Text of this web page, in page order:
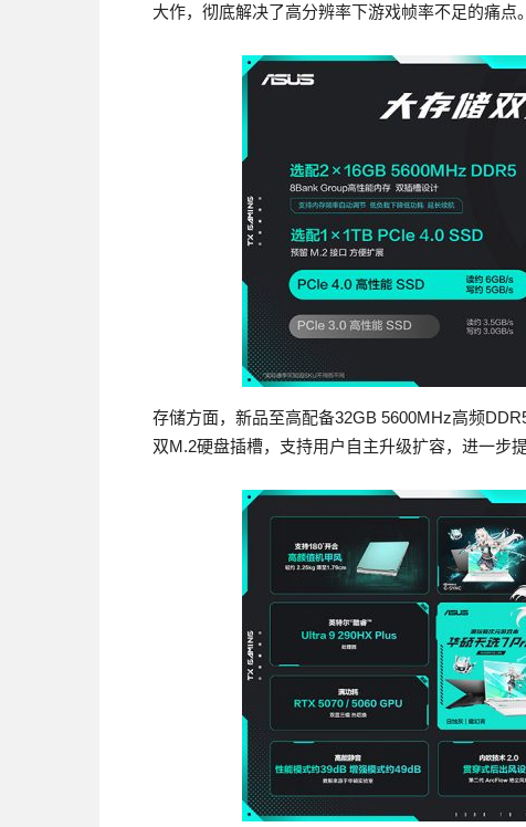
大作，彻底解决了高分辨率下游戏帧率不足的痛点。
存储方面，新品至高配备32GB 5600MHz高频
双M.2硬盘插槽，支持用户自主升级扩容，进一步